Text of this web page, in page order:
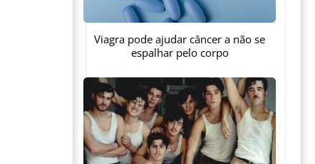
Viagra pode ajudar câncer a não se
espalhar pelo corpo